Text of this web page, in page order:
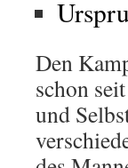
Den
schon
und